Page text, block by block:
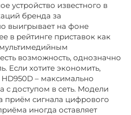
устройство известного в
бренда за
выигрывает на фоне
в рейтинге приставок как
возможность, однозначно
Если хотите экономить,
– максимально
с доступом в сеть. Модели
приём сигнала цифрового
иногда оставляет